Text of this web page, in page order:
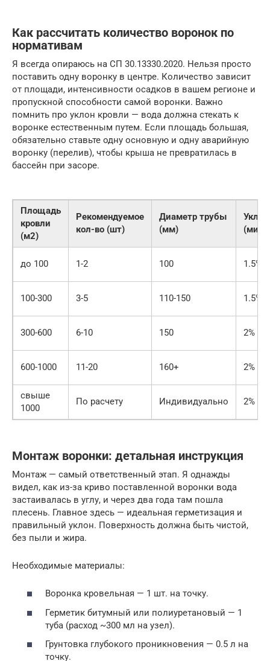
Как рассчитать количество воронок по
нормативам
Я всегда опираюсь на СП 30.13330.2020. Нельзя просто
поставить одну воронку в центре. Количество зависит
от площади, интенсивности осадков в вашем регионе и
пропускной способности самой воронки. Важно
помнить про уклон кровли — вода должна стекать к
воронке естественным путем. Если площадь большая,
обязательно ставьте одну основную и одну аварийную
воронку (перелив), чтобы крыша не превратилась в
бассейн при засоре.
Площадь
кровли
(м2)
Рекомендуемое
кол-во (шт)
Диаметр трубы
(мм)
Уклон
(мин)
до 100 1-2 100 1.5%
100-300 3-5 110-150 1.5%
300-600 6-10 150 2%
600-1000 11-20 160+ 2%
свыше
1000
По расчету Индивидуально 2%
Монтаж воронки: детальная инструкция
Монтаж — самый ответственный этап. Я однажды
видел, как из-за криво поставленной воронки вода
застаивалась в углу, и через два года там пошла
плесень. Главное здесь — идеальная герметизация и
правильный уклон. Поверхность должна быть чистой,
без пыли и жира.
Необходимые материалы:
Воронка кровельная — 1 шт. на точку.
Герметик битумный или полиуретановый — 1
туба (расход ~300 мл на узел).
Грунтовка глубокого проникновения — 0.5 л на
точку.